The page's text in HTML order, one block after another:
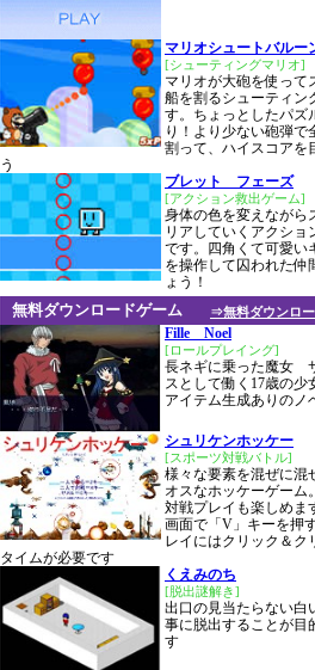
マリオシュートバルー
[シューティングマリオ]
マリオが大砲を使って
船を割るシューティン
す。ちょっとしたパズ
り！より少ない砲弾で
割って、ハイスコアを
う
ブレット フェーズ
[アクション救出ゲーム]
身体の色を変えながら
リアしていくアクショ
です。四角くて可愛い
を操作して囚われた仲
ょう！
⇒無料ダウンロ
無料ダウンロードゲーム
Fille Noel
[ロールプレイング]
長ネギに乗った魔女
スとして働く17歳の少
アイテム生成ありのノ
シュリケンホッケー
[スポーツ対戦バトル]
様々な要素を混ぜに混
オスなホッケーゲーム
対戦プレイも楽しめま
画面で「V」キーを
レイにはクリック＆ク
タイムが必要です
くえみのち
[脱出謎解き]
出口の見当たらない白
事に脱出することが目
す